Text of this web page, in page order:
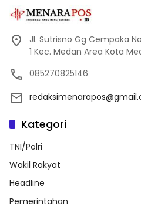
Jl. Sutrisno Gg Cempaka
1 Kec. Medan Area Kota
085270825146
Kategori
TNI/Polri
Wakil Rakyat
Headline
Pemerintahan